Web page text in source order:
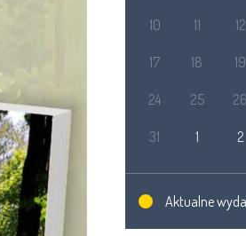
10 11 12
17 18 19
24 25 26
31 1 2
Aktualne